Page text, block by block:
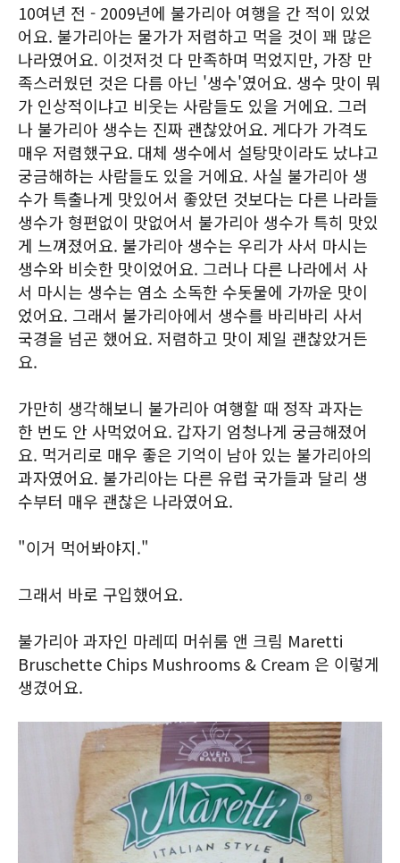
10여년 전 - 2009년에 불가리아 여행을 간 적이 있었
어요. 불가리아는 물가가 저렴하고 먹을 것이 꽤 많은
나라였어요. 이것저것 다 만족하며 먹었지만, 가장 만
족스러웠던 것은 다름 아닌 '생수'였어요. 생수 맛이 뭐
가 인상적이냐고 비웃는 사람들도 있을 거에요. 그러
나 불가리아 생수는 진짜 괜찮았어요. 게다가 가격도
매우 저렴했구요. 대체 생수에서 설탕맛이라도 났냐고
궁금해하는 사람들도 있을 거에요. 사실 불가리아 생
수가 특출나게 맛있어서 좋았던 것보다는 다른 나라들
생수가 형편없이 맛없어서 불가리아 생수가 특히 맛있
게 느껴졌어요. 불가리아 생수는 우리가 사서 마시는
생수와 비슷한 맛이었어요. 그러나 다른 나라에서 사
서 마시는 생수는 염소 소독한 수돗물에 가까운 맛이
었어요. 그래서 불가리아에서 생수를 바리바리 사서
국경을 넘곤 했어요. 저렴하고 맛이 제일 괜찮았거든
요.
가만히 생각해보니 불가리아 여행할 때 정작 과자는
한 번도 안 사먹었어요. 갑자기 엄청나게 궁금해졌어
요. 먹거리로 매우 좋은 기억이 남아 있는 불가리아의
과자였어요. 불가리아는 다른 유럽 국가들과 달리 생
수부터 매우 괜찮은 나라였어요.
"이거 먹어봐야지."
그래서 바로 구입했어요.
불가리아 과자인 마레띠 머쉬룸 앤 크림 Maretti
Bruschette Chips Mushrooms & Cream 은 이렇게
생겼어요.